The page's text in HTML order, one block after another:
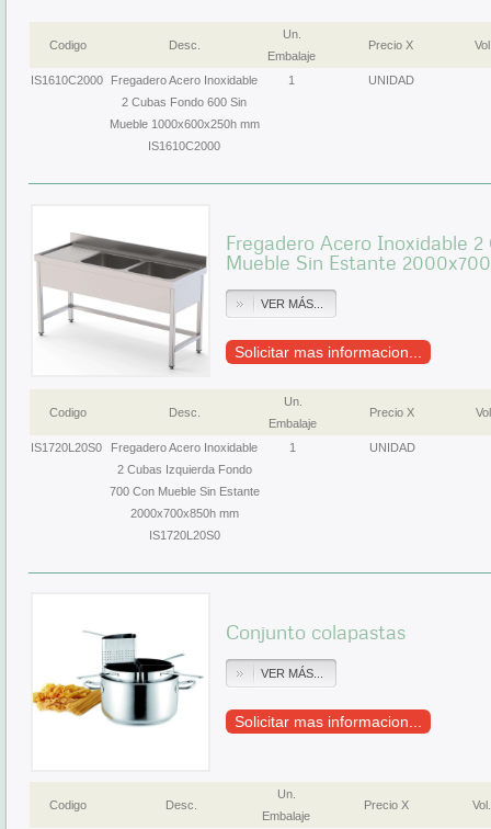
Codigo Desc.
Un.
Embalaje
Precio X
IS1610C2000
Fregadero Acero Inoxidable
2 Cubas Fondo 600 Sin
Mueble 1000x600x250h mm
IS1610C2000
1 UNIDAD
Fregadero Acero Inoxidable
Mueble Sin Estante
VER MÁS...
Solicitar mas informacion...
Codigo Desc.
Un.
Embalaje
Precio X
IS1720L20S0
Fregadero Acero Inoxidable
2 Cubas Izquierda Fondo
700 Con Mueble Sin Estante
2000x700x850h mm
IS1720L20S0
1 UNIDAD
Conjunto colapastas
VER MÁS...
Solicitar mas informacion...
Codigo Desc.
Un.
Embalaje
Precio X Vol.